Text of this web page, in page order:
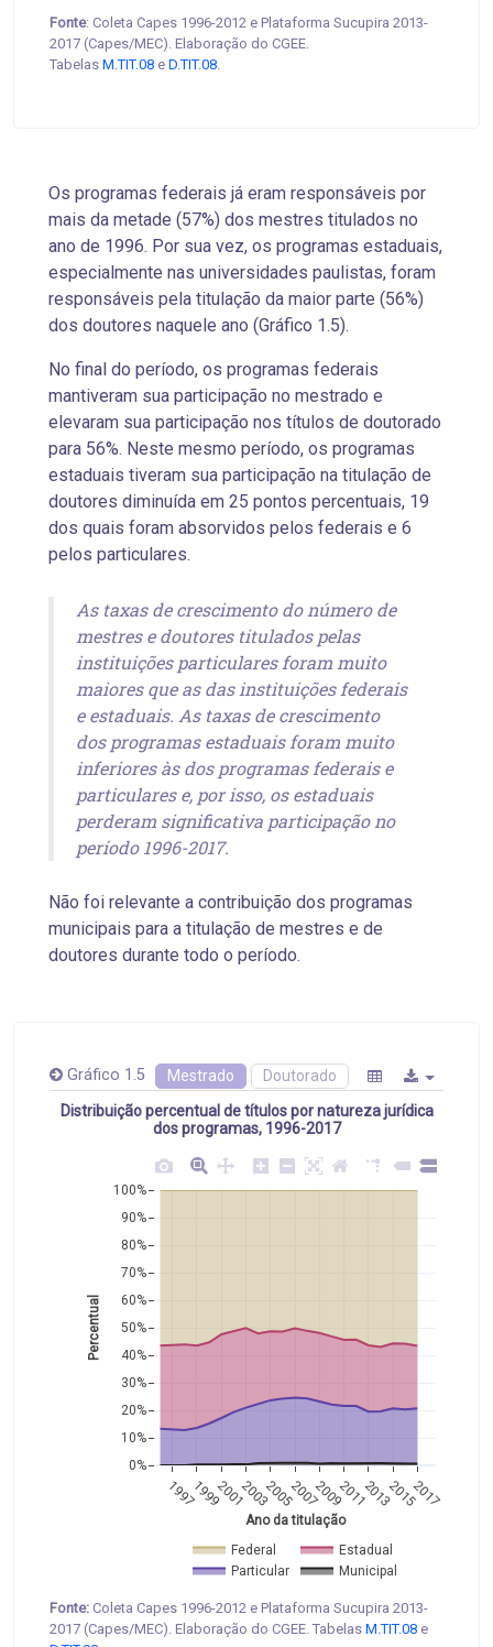
Fonte: Coleta Capes 1996-2012 e Plataforma Sucupira 2013-
2017 (Capes/MEC). Elaboração do CGEE.
Tabelas M.TIT.08 e D.TIT.08.
Os programas federais já eram responsáveis por
mais da metade (57%) dos mestres titulados no
ano de 1996. Por sua vez, os programas estaduais,
especialmente nas universidades paulistas, foram
responsáveis pela titulação da maior parte (56%)
dos doutores naquele ano (Gráfico 1.5).
No final do período, os programas federais
mantiveram sua participação no mestrado e
elevaram sua participação nos títulos de doutorado
para 56%. Neste mesmo período, os programas
estaduais tiveram sua participação na titulação de
doutores diminuída em 25 pontos percentuais, 19
dos quais foram absorvidos pelos federais e 6
pelos particulares.
As taxas de crescimento do número de
mestres e doutores titulados pelas
instituições particulares foram muito
maiores que as das instituições federais
e estaduais. As taxas de crescimento
dos programas estaduais foram muito
inferiores às dos programas federais e
particulares e, por isso, os estaduais
perderam significativa participação no
período 1996-2017.
Não foi relevante a contribuição dos programas
municipais para a titulação de mestres e de
doutores durante todo o período.
Gráfico 1.5 Mestrado Doutorado
Distribuição percentual de títulos por natureza jurídica
dos programas, 1996-2017
19971999200120032005200720092011201320152017
0%
10%
20%
30%
40%
50%
60%
70%
80%
90%
100%
Federal
Estadual
Particular
Municipal
Ano da titulação
Percentual
Fonte: Coleta Capes 1996-2012 e Plataforma Sucupira 2013-
2017 (Capes/MEC). Elaboração do CGEE. Tabelas M.TIT.08 e